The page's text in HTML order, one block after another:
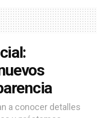
a conocer detalles